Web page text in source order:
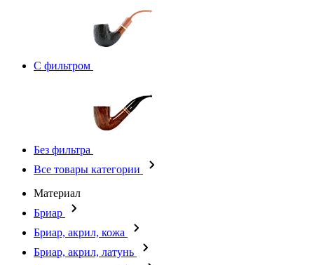
С фильтром
Без фильтра
Все товары категории
Материал
Бриар
Бриар, акрил, кожа
Бриар, акрил, латунь